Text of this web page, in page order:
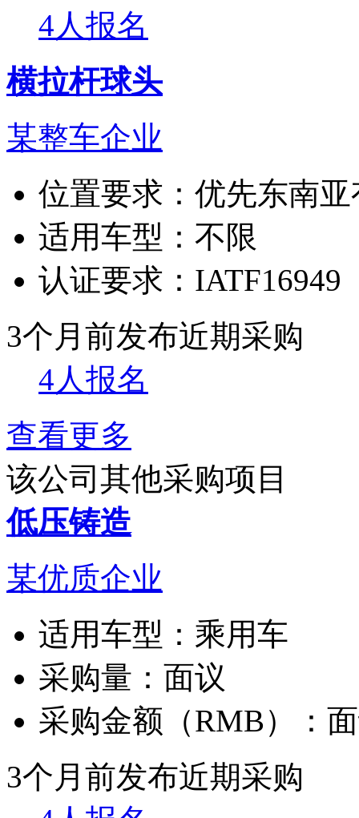
4人报名
横拉杆球头
某整车企业
位置要求： 优先东南亚
适用车型： 不限
认证要求： IATF16949
3个月前发布近期采购
4人报名
查看更多
该公司其他采购项目
低压铸造
某优质企业
适用车型： 乘用车
采购量： 面议
采购金额（RMB）：
3个月前发布近期采购